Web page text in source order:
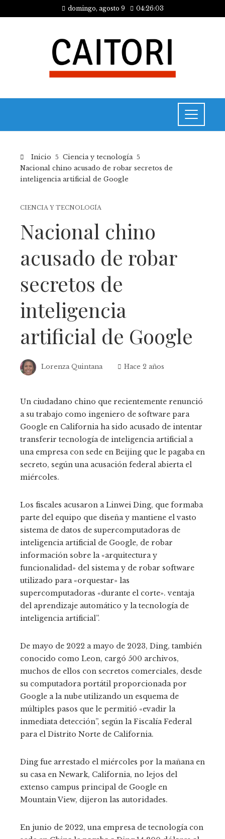
domingo, agosto 9 04:26:03
Inicio
Ciencia y tecnología
Nacional chino acusado de robar secretos de
inteligencia artificial de Google
CIENCIA Y TECNOLOGÍA
Nacional chino
acusado de robar
secretos de
inteligencia
artificial de Google
Lorenza Quintana Hace 2 años
Un ciudadano chino que recientemente renunció
a su trabajo como ingeniero de software para
Google en California ha sido acusado de intentar
transferir tecnología de inteligencia artificial a
una empresa con sede en Beijing que le pagaba en
secreto, según una acusación federal abierta el
miércoles.
Los fiscales acusaron a Linwei Ding, que formaba
parte del equipo que diseña y mantiene el vasto
sistema de datos de supercomputadoras de
inteligencia artificial de Google, de robar
información sobre la «arquitectura y
funcionalidad» del sistema y de robar software
utilizado para «orquestar» las
supercomputadoras «durante el corte». ventaja
del aprendizaje automático y la tecnología de
inteligencia artificial”.
De mayo de 2022 a mayo de 2023, Ding, también
conocido como Leon, cargó 500 archivos,
muchos de ellos con secretos comerciales, desde
su computadora portátil proporcionada por
Google a la nube utilizando un esquema de
múltiples pasos que le permitió «evadir la
inmediata detección”, según la Fiscalía Federal
para el Distrito Norte de California.
Ding fue arrestado el miércoles por la mañana en
su casa en Newark, California, no lejos del
extenso campus principal de Google en
Mountain View, dijeron las autoridades.
En junio de 2022, una empresa de tecnología con